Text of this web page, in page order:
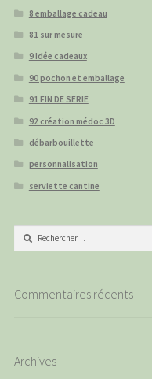
8 emballage cadeau
81 sur mesure
9 Idée cadeaux
90 pochon et emballage
91 FIN DE SERIE
92 création médoc 3D
débarbouillette
personnalisation
serviette cantine
Rechercher :
Commentaires récents
Archives